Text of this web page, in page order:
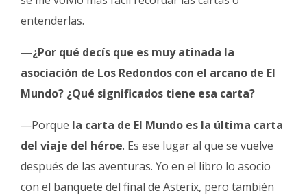
entenderlas.
—¿Por qué decís que es muy atinada la
asociación de Los Redondos con el arcano de El
Mundo? ¿Qué significados tiene esa carta?
—Porque la carta de El Mundo es la última carta
del viaje del héroe. Es ese lugar al que se vuelve
después de las aventuras. Yo en el libro lo asocio
con el banquete del final de Asterix, pero también